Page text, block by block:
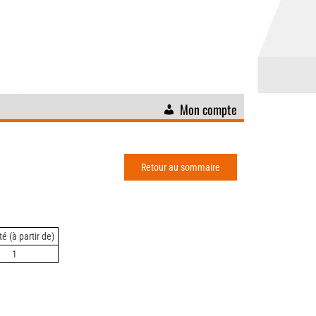
Mon compte
Retour au sommaire
(à partir de)
1